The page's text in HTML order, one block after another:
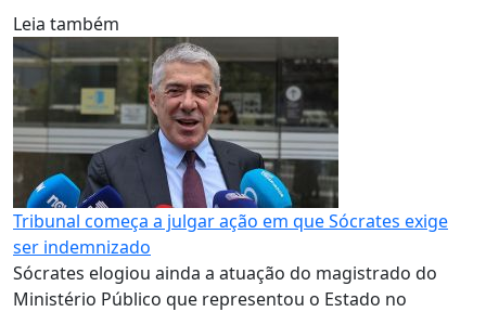
Leia também
Tribunal começa a julgar ação em que Sócrates exige
ser indemnizado
Sócrates elogiou ainda a atuação do magistrado do
Ministério Público que representou o Estado no